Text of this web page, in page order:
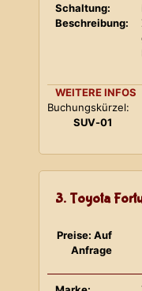
Schaltung:
Beschreibung:
WEITERE INFOS
Buchungskürzel:
SUV-01
3. Toyota
Preise: Auf
Anfrage